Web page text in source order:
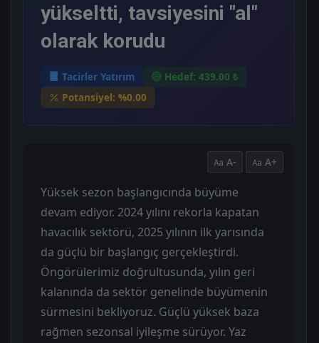
yükseltti, tavsiyesini "al"
olarak korudu
Tacirler Yatırım
Hedef: 439.00 ₺
Potansiyel: %0.00
A- A+
Yüksek sezon başlangıcında büyüme
devam ediyor. 2024 yılını rekorla kapatan
havacılık sektörü, 2025 yılının ilk yarısında
da güçlü bir başlangıç gerçekleştirdi.
Öngörülerimiz doğrultusunda, yılın geri
kalanında da sektör genelinde büyümenin
sürmesini bekliyoruz. Güçlü yüksek baza
rağmen sezonsal iyileşme sürüyor. Yaz